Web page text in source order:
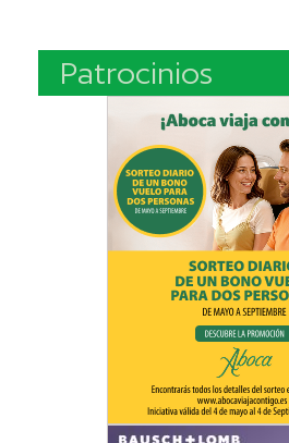
Patrocinios